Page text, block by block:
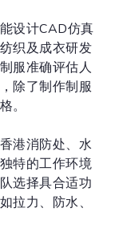
设计CAD仿真
织及成衣研发
服准确评估人
除了制作制服
。
港消防处、水
特的工作环境
选择具合适功
拉力、防水、